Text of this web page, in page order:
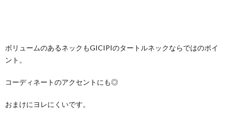
ボリュームのあるネックもGICIPIのタートルネックならではのポイ
ント。
コーディネートのアクセントにも◎
おまけにヨレにくいです。